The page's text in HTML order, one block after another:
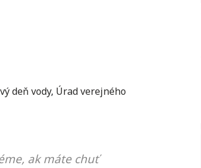
deň vody, Úrad verejného
ak máte chuť